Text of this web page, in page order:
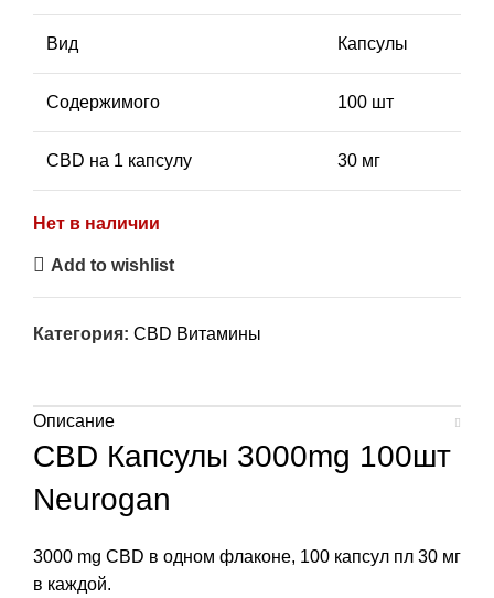
Вид Капсулы
Содержимого 100 шт
CBD на 1 капсулу 30 мг
Нет в наличии
Add to wishlist
Категория: CBD Витамины
Описание
CBD Капсулы 3000mg 100шт
Neurogan
3000 mg CBD в одном флаконе, 100 капсул пл 30 мг
в каждой.